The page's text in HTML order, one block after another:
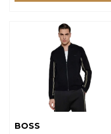
BOSS